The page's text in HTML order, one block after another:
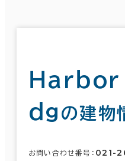
Ｈａｒｂｏ
ｄｇ の建物
お問い合わせ番号： 021-